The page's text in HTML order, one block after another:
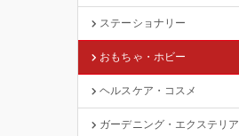
ステーショナリー
おもちゃ・ホビー
ヘルスケア・コスメ
ガーデニング・エクステリア